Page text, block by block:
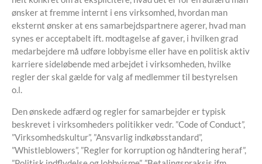
ønsker at fremme internt i ens virksomhed, hvordan man
eksternt ønsker at ens samarbejdspartnere agerer, hvad man
synes er acceptabelt ift. modtagelse af gaver, i hvilken grad
medarbejdere må udføre lobbyisme eller have en politisk aktiv
karriere sideløbende med arbejdet i virksomheden, hvilke
regler der skal gælde for valg af medlemmer til bestyrelsen
o.l.
Den ønskede adfærd og regler for samarbejder er typisk
beskrevet i virksomheders politikker vedr. ”Code of Conduct”,
”Virksomhedskultur”, ”Ansvarlig indkøbsstandard”,
”Whistleblowers”, ”Regler for korruption og håndtering heraf”,